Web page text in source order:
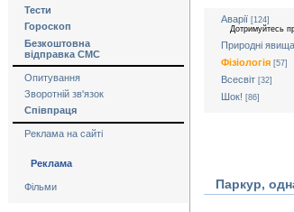
Тести
Гороскоп
Безкоштовна
відправка СМС
Опитування
Зворотній зв'язок
Співпраця
Реклама на сайті
Реклама
Фільми
Аварії [124]
Дотримуйтесь
Природні явища
Фізіологія [57]
Всесвіт [32]
Шок! [86]
Паркур,